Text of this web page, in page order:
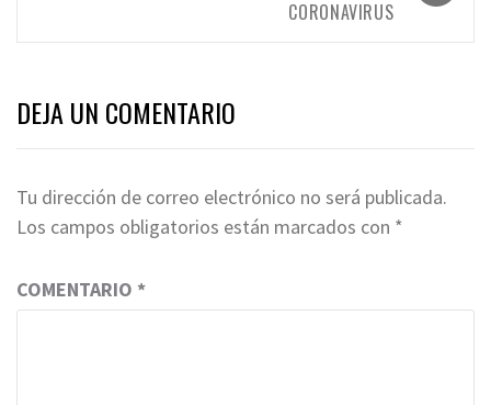
CORONAVIRUS
DEJA UN COMENTARIO
Tu dirección de correo electrónico no será publicada.
Los campos obligatorios están marcados con *
COMENTARIO *